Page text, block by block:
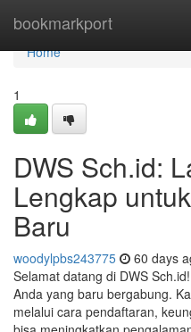
bookmarkport
Home
Home
1
DWS Sch.id:
Lengkap
Baru
woodylpbs243775 60 days
Selamat datang di DWS
Anda yang baru bergabung.
melalui cara pendaftaran,